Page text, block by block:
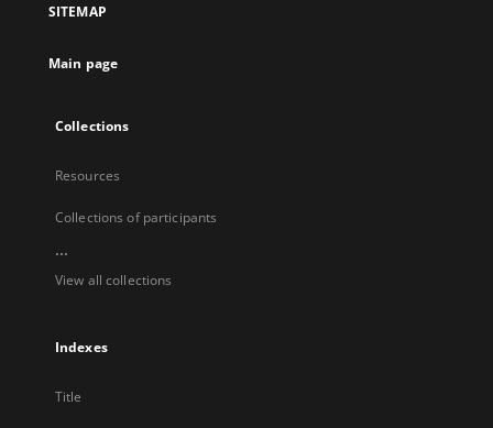
new
SITEMAP
Main page
Collections
Resources
Collections of participants
...
View all collections
Indexes
Title